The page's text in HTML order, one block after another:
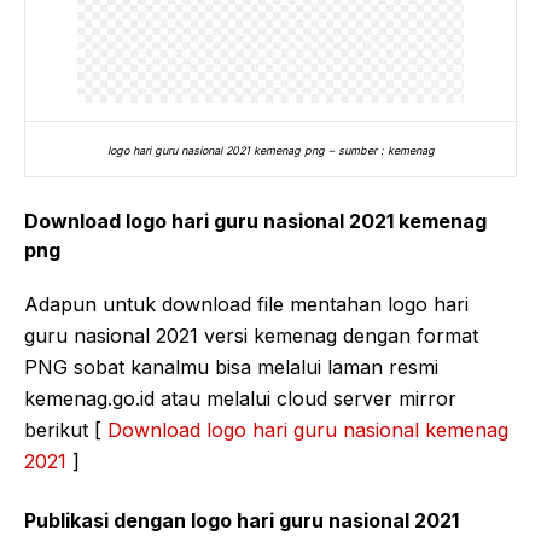
logo hari guru nasional 2021 kemenag png – sumber : kemenag
Download logo hari guru nasional 2021 kemenag
png
Adapun untuk download file mentahan logo hari
guru nasional 2021 versi kemenag dengan format
PNG sobat kanalmu bisa melalui laman resmi
kemenag.go.id atau melalui cloud server mirror
berikut [ Download logo hari guru nasional kemenag
2021 ]
Publikasi dengan logo hari guru nasional 2021